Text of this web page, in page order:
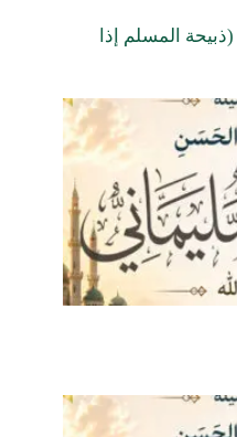
المسلم إذا